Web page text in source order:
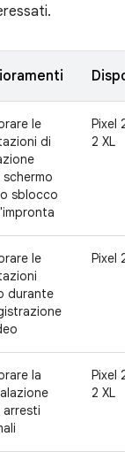
le
di
sblocco
Pixel 2,
2 XL
le
durante
Pixel 2
la
arresti
Pixel 2,
2 XL